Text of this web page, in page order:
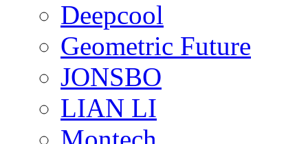
Deepcool
Geometric Future
JONSBO
LIAN LI